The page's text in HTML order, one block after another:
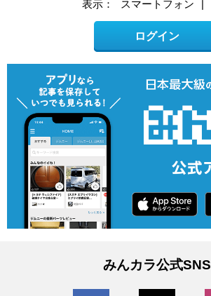
表示： スマートフォン |
ログイン
みんカラ公式SNS